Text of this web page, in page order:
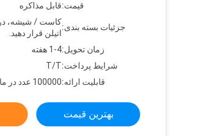
قیمت:قابل مذاکره
جزئیات بسته بندی:
کاست / شیشه، در
اتیلن قرار دهید.
زمان تحویل:1-4 هفته
شرایط پرداخت:T/T
قابلیت ارائه:100000 عدد در ماه
بهترین قیمت